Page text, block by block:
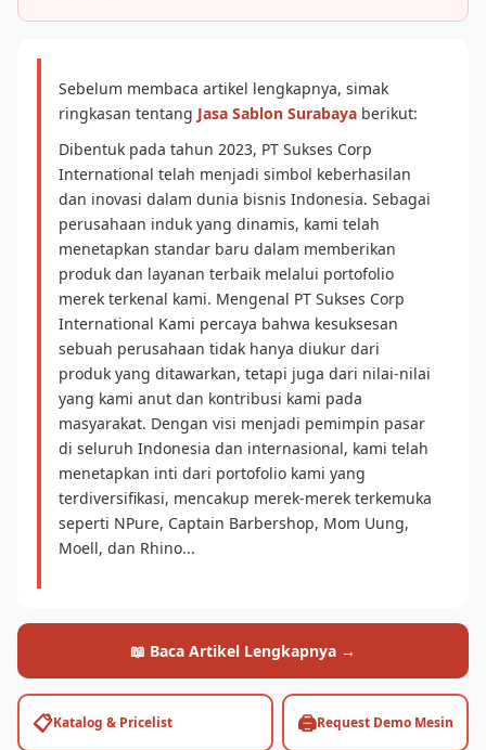
Sebelum membaca artikel lengkapnya, simak
ringkasan tentang Jasa Sablon Surabaya berikut:
Dibentuk pada tahun 2023, PT Sukses Corp
International telah menjadi simbol keberhasilan
dan inovasi dalam dunia bisnis Indonesia. Sebagai
perusahaan induk yang dinamis, kami telah
menetapkan standar baru dalam memberikan
produk dan layanan terbaik melalui portofolio
merek terkenal kami. Mengenal PT Sukses Corp
International Kami percaya bahwa kesuksesan
sebuah perusahaan tidak hanya diukur dari
produk yang ditawarkan, tetapi juga dari nilai-nilai
yang kami anut dan kontribusi kami pada
masyarakat. Dengan visi menjadi pemimpin pasar
di seluruh Indonesia dan internasional, kami telah
menetapkan inti dari portofolio kami yang
terdiversifikasi, mencakup merek-merek terkemuka
seperti NPure, Captain Barbershop, Mom Uung,
Moell, dan Rhino...
📖 Baca Artikel Lengkapnya →
📋Katalog & Pricelist 🖨️Request Demo Mesin